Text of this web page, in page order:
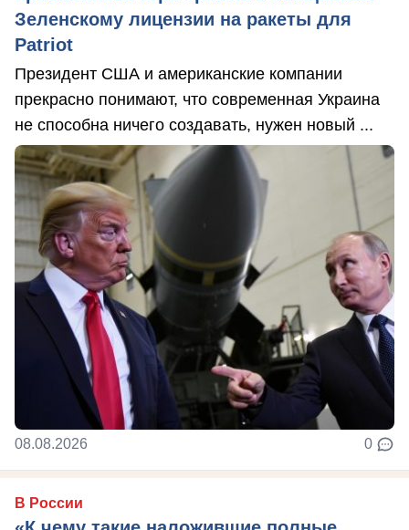
Зеленскому лицензии на ракеты для
Patriot
Президент США и американские компании
прекрасно понимают, что современная Украина
не способна ничего создавать, нужен новый ...
08.08.2026 0
В России